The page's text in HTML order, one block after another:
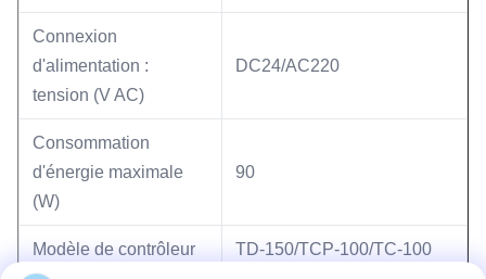
Connexion
d'alimentation :
tension (V AC)
DC24/AC220
Consommation
d'énergie maximale
(W)
90
Modèle de contrôleur TD-150/TCP-100/TC-100